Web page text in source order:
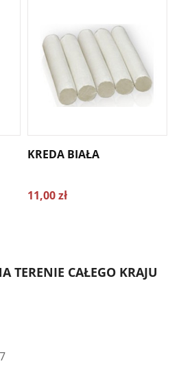
KREDA BIAŁA
11,00 zł
TERENIE CAŁEGO KRAJU